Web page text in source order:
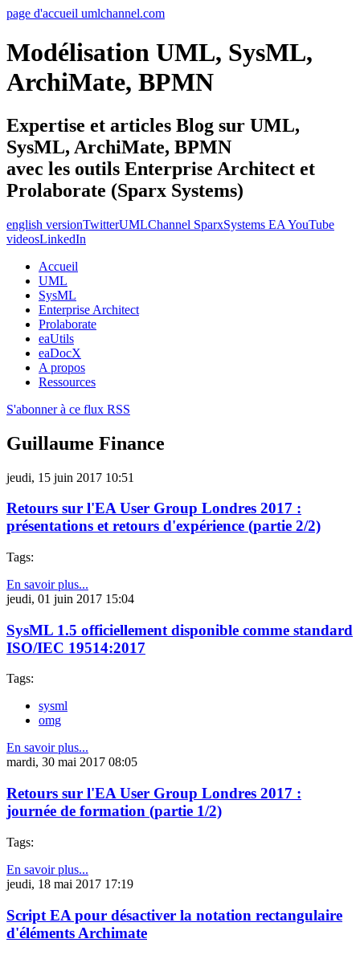
page d'accueil umlchannel.com
Modélisation UML, SysML,
ArchiMate, BPMN
Expertise et articles Blog sur UML,
SysML, ArchiMate, BPMN
avec les outils Enterprise Architect et
Prolaborate (Sparx Systems)
english versionTwitterUMLChannel SparxSystems EA YouTube
videosLinkedIn
Accueil
UML
SysML
Enterprise Architect
Prolaborate
eaUtils
eaDocX
A propos
Ressources
S'abonner à ce flux RSS
Guillaume Finance
jeudi, 15 juin 2017 10:51
Retours sur l'EA User Group Londres 2017 :
présentations et retours d'expérience (partie 2/2)
Tags:
En savoir plus...
jeudi, 01 juin 2017 15:04
SysML 1.5 officiellement disponible comme standard
ISO/IEC 19514:2017
Tags:
sysml
omg
En savoir plus...
mardi, 30 mai 2017 08:05
Retours sur l'EA User Group Londres 2017 :
journée de formation (partie 1/2)
Tags:
En savoir plus...
jeudi, 18 mai 2017 17:19
Script EA pour désactiver la notation rectangulaire
d'éléments Archimate